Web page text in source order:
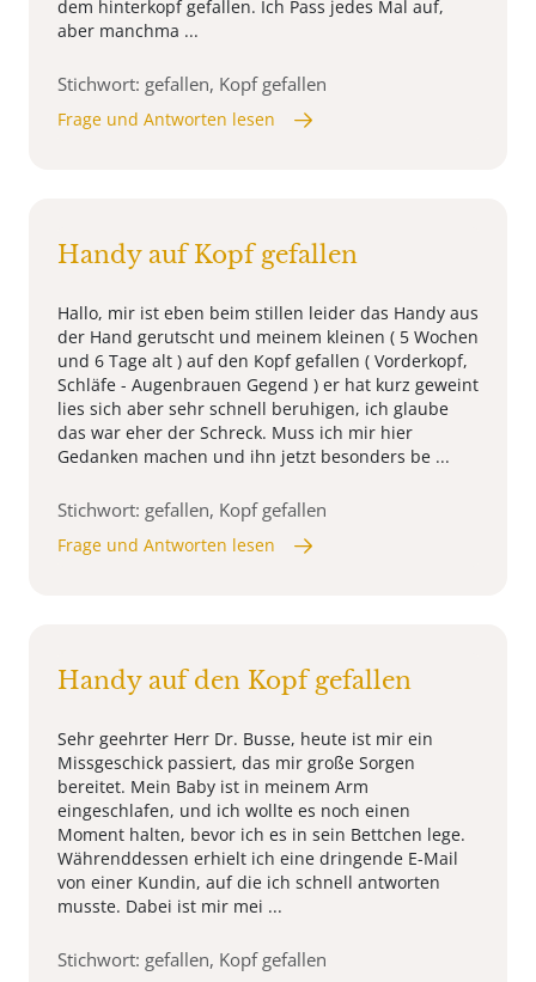
dem hinterkopf gefallen. Ich Pass jedes Mal auf,
aber manchma ...
Stichwort: gefallen, Kopf gefallen
Frage und Antworten lesen
Handy auf Kopf gefallen
Hallo, mir ist eben beim stillen leider das Handy aus
der Hand gerutscht und meinem kleinen ( 5 Wochen
und 6 Tage alt ) auf den Kopf gefallen ( Vorderkopf,
Schläfe - Augenbrauen Gegend ) er hat kurz geweint
lies sich aber sehr schnell beruhigen, ich glaube
das war eher der Schreck. Muss ich mir hier
Gedanken machen und ihn jetzt besonders be ...
Stichwort: gefallen, Kopf gefallen
Frage und Antworten lesen
Handy auf den Kopf gefallen
Sehr geehrter Herr Dr. Busse, heute ist mir ein
Missgeschick passiert, das mir große Sorgen
bereitet. Mein Baby ist in meinem Arm
eingeschlafen, und ich wollte es noch einen
Moment halten, bevor ich es in sein Bettchen lege.
Währenddessen erhielt ich eine dringende E-Mail
von einer Kundin, auf die ich schnell antworten
musste. Dabei ist mir mei ...
Stichwort: gefallen, Kopf gefallen